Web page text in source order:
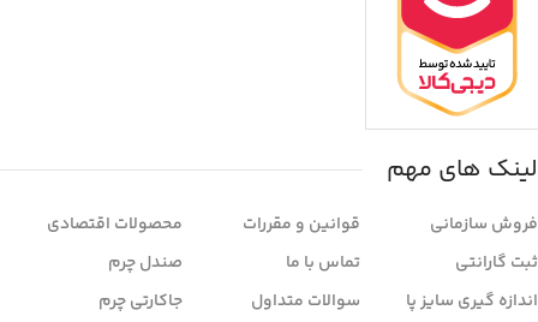
لینک های مهم
فروش سازمانی
ثبت گارانتی
اندازه گیری سایز پا
قوانین و مقررات
تماس با ما
سوالات متداول
محصولات اقتصادی
صندل چرم
جاکارتی چرم